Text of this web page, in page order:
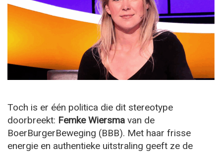
Toch is er één politica die dit stereotype
doorbreekt: Femke Wiersma van de
BoerBurgerBeweging (BBB). Met haar frisse
energie en authentieke uitstraling geeft ze de